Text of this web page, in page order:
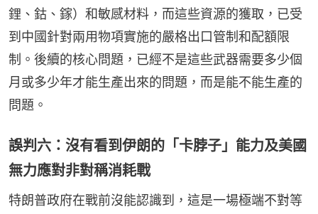
鋰、鈷、鎵）和敏感材料，而這些資源的獲取，已受
到中國針對兩用物項實施的嚴格出口管制和配額限
制。後續的核心問題，已經不是這些武器需要多少個
月或多少年才能生產出來的問題，而是能不能生產的
問題。
誤判六：沒有看到伊朗的「卡脖子」能力及美國
無力應對非對稱消耗戰
特朗普政府在戰前沒能認識到，這是一場極端不對等